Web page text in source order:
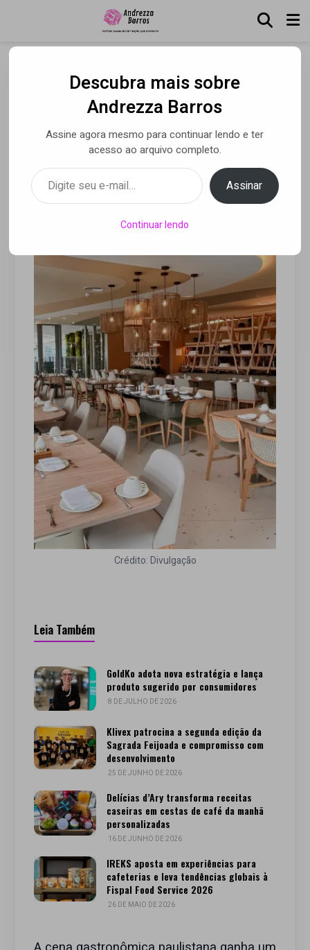
Quint.e: novo restaurante
do The Westin São Paulo
tem menu de Bel Coelho
Por Andrezza Barros• 15 out 2025
Crédito: Divulgação
Leia Também
GoldKo adota nova estratégia e lança
produto sugerido por consumidores
8 DE JULHO DE 2026
Klivex patrocina a segunda edição da
Sagrada Feijoada e compromisso com
desenvolvimento
25 DE JUNHO DE 2026
Delícias d’Ary transforma receitas
caseiras em cestas de café da manhã
personalizadas
16 DE JUNHO DE 2026
IREKS aposta em experiências para
cafeterias e leva tendências globais à
Fispal Food Service 2026
26 DE MAIO DE 2026
Descubra mais sobre
Andrezza Barros
Assine agora mesmo para continuar lendo e ter
acesso ao arquivo completo.
Digite seu e-mail…
Assinar
Continuar lendo